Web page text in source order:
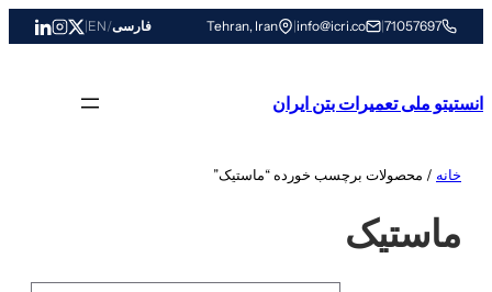
به
71057697
|
info@icri.co
|
Tehran, Iran فارسی/
EN
|
انستیتو ملی تعمیرات بتن ایران
خانه / محصولات برچسب خورده “ماستیک”
ماستیک